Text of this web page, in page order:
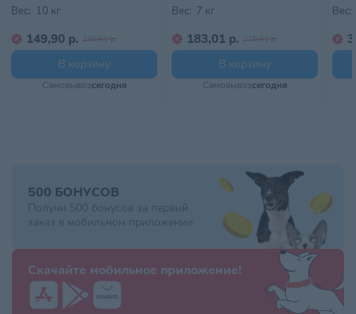
Вес: 10 кг
149,90 р. 186,61 р.
В корзину
Самовывозсегодня
Вес: 7 кг
183,01 р. 215,31 р.
В корзину
Самовывозсегодня
Вес:
500 БОНУСОВ
Получи 500 бонусов за первый
заказ в мобильном приложении
Скачайте мобильное приложение!